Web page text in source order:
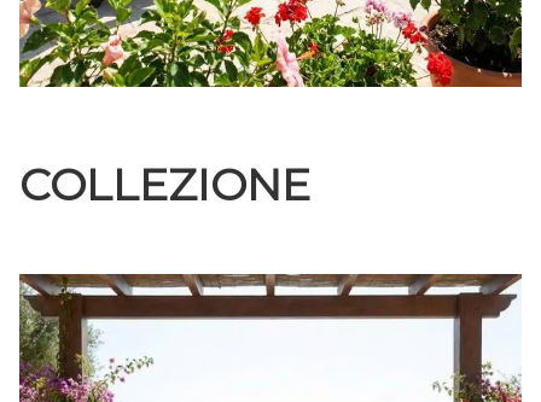
COLLEZIONE